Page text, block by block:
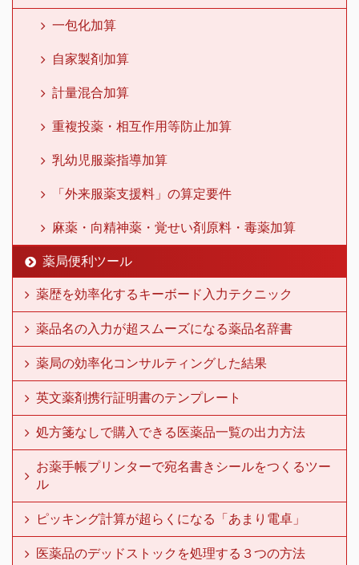
一包化加算
自家製剤加算
計量混合加算
重複投薬・相互作用等防止加算
乳幼児服薬指導加算
「外来服薬支援料」の算定要件
麻薬・向精神薬・覚せい剤原料・毒薬加算
薬局便利ツール
薬歴を効率化するキーボード入力テクニック
薬品名の入力が超スムーズになる薬品名辞書
薬局の効率化コンサルティングした結果
英文薬剤携行証明書のテンプレート
処方箋なしで購入できる医薬品一覧の出力方法
お薬手帳プリンターで宛名書きシールをつくるツー
ル
ピッキング計算が超らくになる「あまり電卓」
医薬品のデッドストックを処理する３つの方法